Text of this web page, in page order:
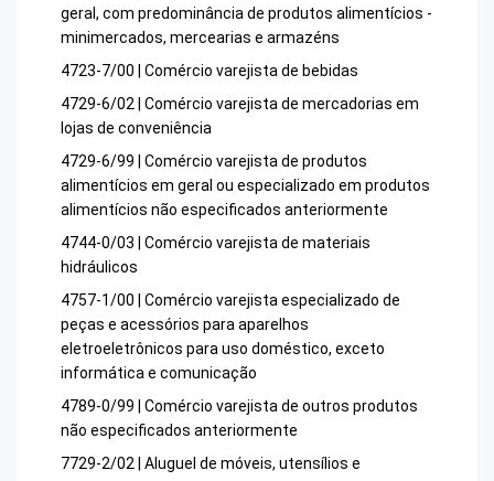
geral, com predominância de produtos alimentícios -
minimercados, mercearias e armazéns
4723-7/00 | Comércio varejista de bebidas
4729-6/02 | Comércio varejista de mercadorias em
lojas de conveniência
4729-6/99 | Comércio varejista de produtos
alimentícios em geral ou especializado em produtos
alimentícios não especificados anteriormente
4744-0/03 | Comércio varejista de materiais
hidráulicos
4757-1/00 | Comércio varejista especializado de
peças e acessórios para aparelhos
eletroeletrônicos para uso doméstico, exceto
informática e comunicação
4789-0/99 | Comércio varejista de outros produtos
não especificados anteriormente
7729-2/02 | Aluguel de móveis, utensílios e